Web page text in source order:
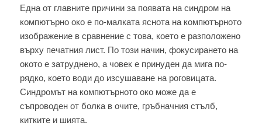
Една от главните причини за появата на синдром на
компютърно око е по-малката яснота на компютърното
изображение в сравнение с това, което е разположено
върху печатния лист. По този начин, фокусирането на
окото е затруднено, а човек е принуден да мига по-
рядко, което води до изсушаване на роговицата.
Синдромът на компютърното око може да е
съпроводен от болка в очите, гръбначния стълб,
китките и шията.